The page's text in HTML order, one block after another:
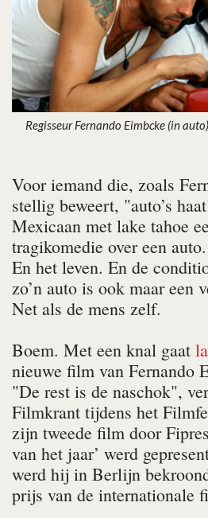
Regisseur Fernando Eimbcke (in
Voor iemand die, zoals
stellig beweert, "auto’s
Mexicaan met lake tahoe
tragikomedie over een
En het leven. En de
zo’n auto is ook maar een
Net als de mens zelf.
Boem. Met een knal gaat
nieuwe film van Fernando
"De rest is de naschok",
Filmkrant tijdens het
zijn tweede film door
van het jaar’ werd
werd hij in Berlijn
prijs van de internationale